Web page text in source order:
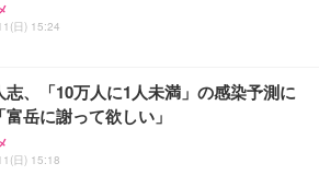
日) 15:24
志、「10万人に1人未満」の感染予測に
岳に謝って欲しい」
日) 15:18